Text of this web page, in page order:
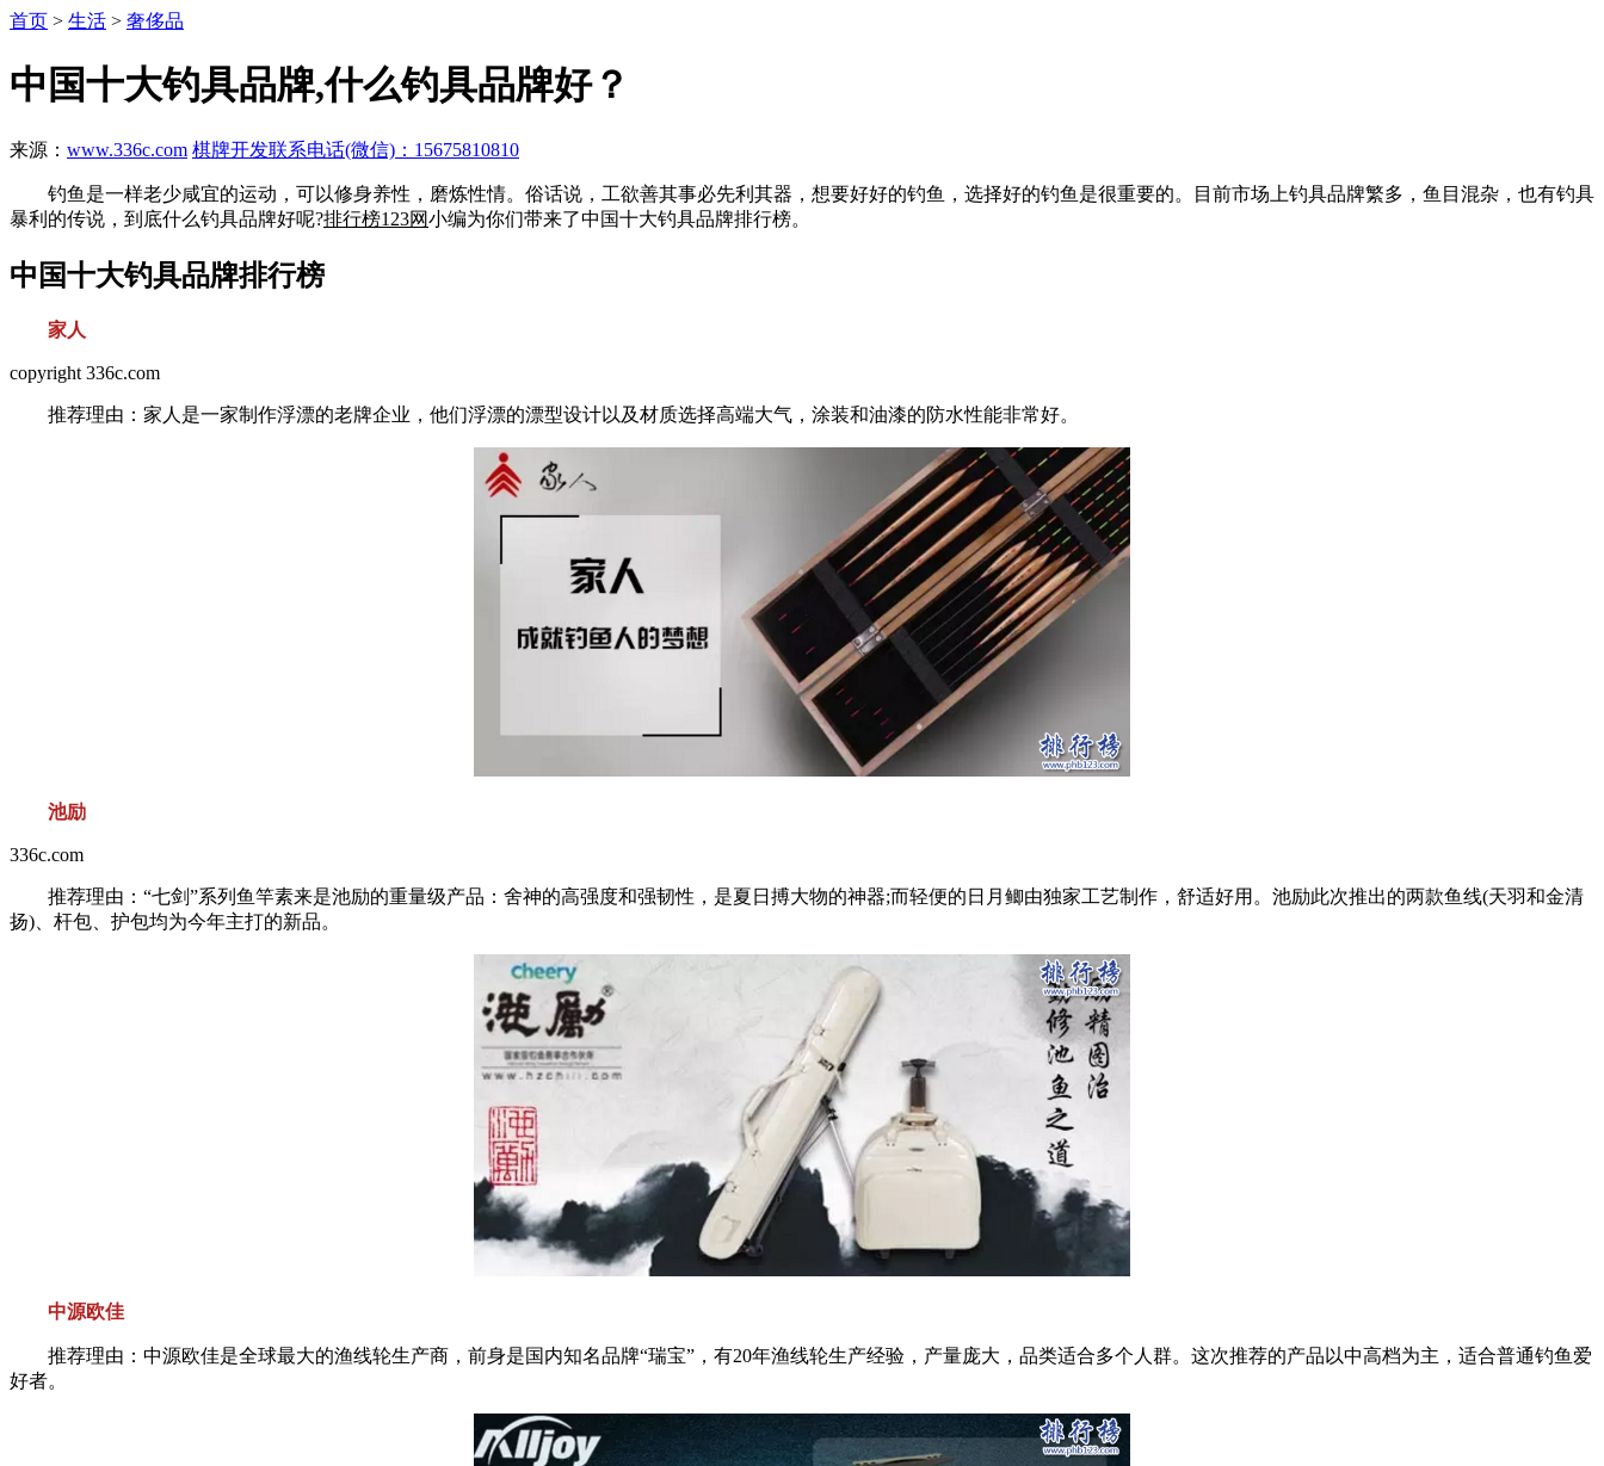
首页 > 生活 > 奢侈品
中国十大钓具品牌,什么钓具品牌好？
来源： www.336c.com 棋牌开发联系电话(微信)：15675810810
钓鱼是一样老少咸宜的运动，可以修身养性，磨炼性情。俗话说，工欲善其事必先利其器，想要好好的钓鱼，选择好的钓鱼是很重要的。目前市场上钓具品牌繁多，鱼目混杂，也有钓具
暴利的传说，到底什么钓具品牌好呢?排行榜123网小编为你们带来了中国十大钓具品牌排行榜。
中国十大钓具品牌排行榜
家人
copyright 336c.com
推荐理由：家人是一家制作浮漂的老牌企业，他们浮漂的漂型设计以及材质选择高端大气，涂装和油漆的防水性能非常好。
池励
336c.com
推荐理由：“七剑”系列鱼竿素来是池励的重量级产品：舍神的高强度和强韧性，是夏日搏大物的神器;而轻便的日月鲫由独家工艺制作，舒适好用。池励此次推出的两款鱼线(天羽和金清
扬)、杆包、护包均为今年主打的新品。
中源欧佳
推荐理由：中源欧佳是全球最大的渔线轮生产商，前身是国内知名品牌“瑞宝”，有20年渔线轮生产经验，产量庞大，品类适合多个人群。这次推荐的产品以中高档为主，适合普通钓鱼爱
好者。